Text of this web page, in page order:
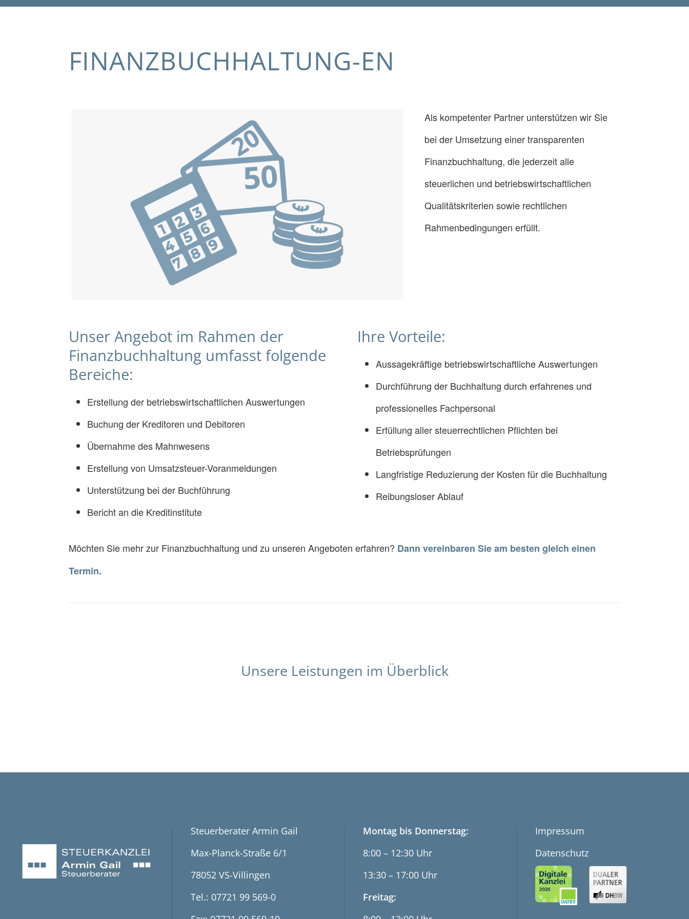
FINANZBUCHHALTUNG-EN
Als kompetenter Partner unterstützen wir Sie
bei der Umsetzung einer transparenten
Finanzbuchhaltung, die jederzeit alle
steuerlichen und betriebswirtschaftlichen
Qualitätskriterien sowie rechtlichen
Rahmenbedingungen erfüllt.
Unser Angebot im Rahmen der
Finanzbuchhaltung umfasst folgende
Bereiche:
Erstellung der betriebswirtschaftlichen Auswertungen
Buchung der Kreditoren und Debitoren
Übernahme des Mahnwesens
Erstellung von Umsatzsteuer-Voranmeldungen
Unterstützung bei der Buchführung
Bericht an die Kreditinstitute
Ihre Vorteile:
Aussagekräftige betriebswirtschaftliche Auswertungen
Durchführung der Buchhaltung durch erfahrenes und
professionelles Fachpersonal
Erfüllung aller steuerrechtlichen Pflichten bei
Betriebsprüfungen
Langfristige Reduzierung der Kosten für die Buchhaltung
Reibungsloser Ablauf
Möchten Sie mehr zur Finanzbuchhaltung und zu unseren Angeboten erfahren? Dann vereinbaren Sie am besten gleich einen
Termin.
Unsere Leistungen im Überblick
Steuerberater Armin Gail
Max-Planck-Straße 6/1
78052 VS-Villingen
Tel.: 07721 99 569-0
Montag bis Donnerstag:
8:00 – 12:30 Uhr
13:30 – 17:00 Uhr
Freitag:
Impressum
Datenschutz